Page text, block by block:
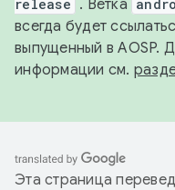
release . Ветка
всегда будет
выпущенный в AOSP.
информации см.
Эта страница